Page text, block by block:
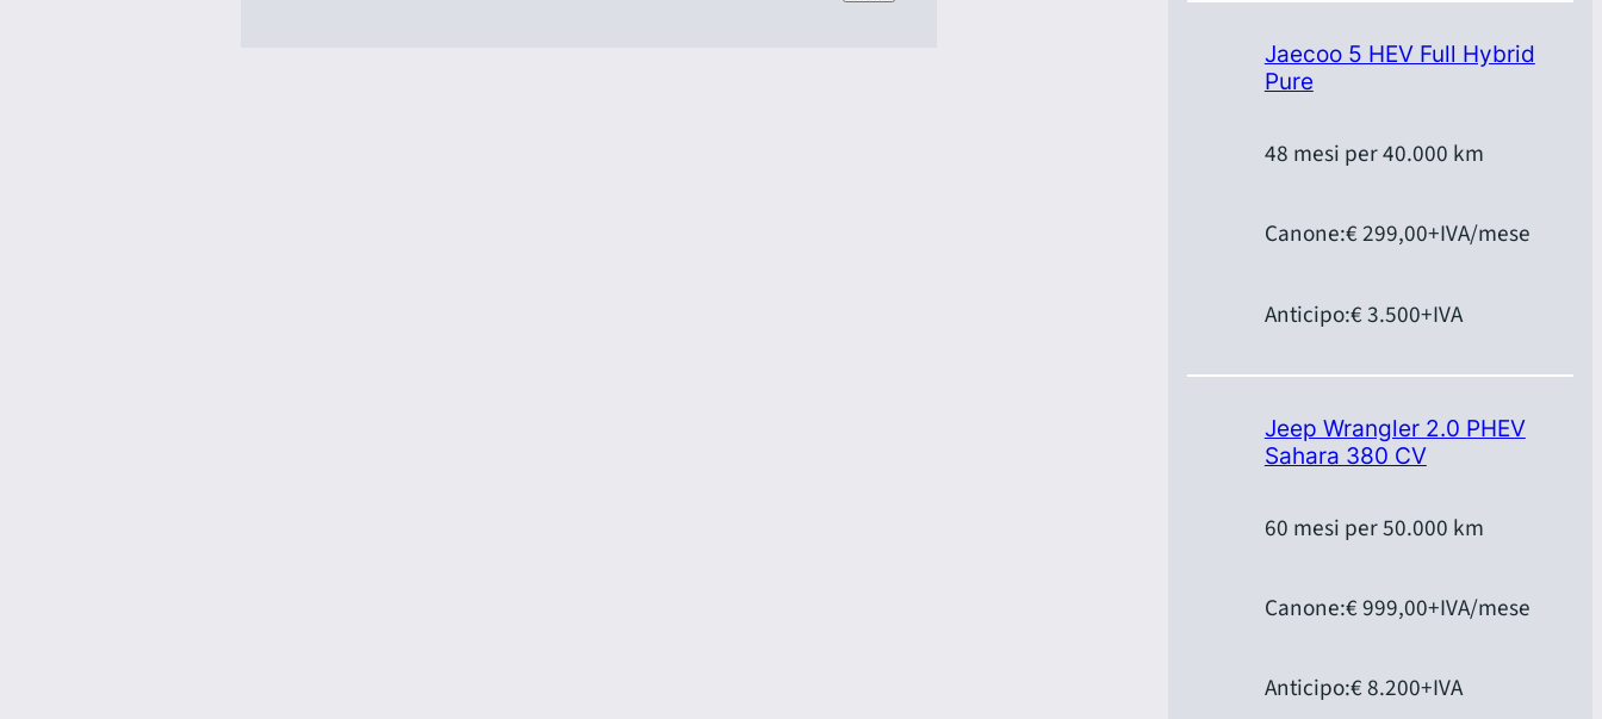
Jaecoo 5 HEV Full Hybrid
Pure
48 mesi per 40.000 km
Canone:€ 299,00+IVA/mese
Anticipo:€ 3.500+IVA
Jeep Wrangler 2.0 PHEV
Sahara 380 CV
60 mesi per 50.000 km
Canone:€ 999,00+IVA/mese
Anticipo:€ 8.200+IVA